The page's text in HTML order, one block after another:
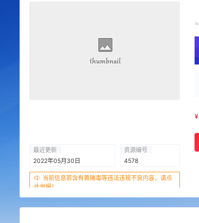
最近更新
2022年05月30日
资源编号
4578
当前信息若含有黄赌毒等违法违规不良内容，请点
此举报！
¥